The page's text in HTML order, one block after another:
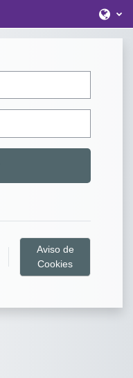
Aviso de
Cookies